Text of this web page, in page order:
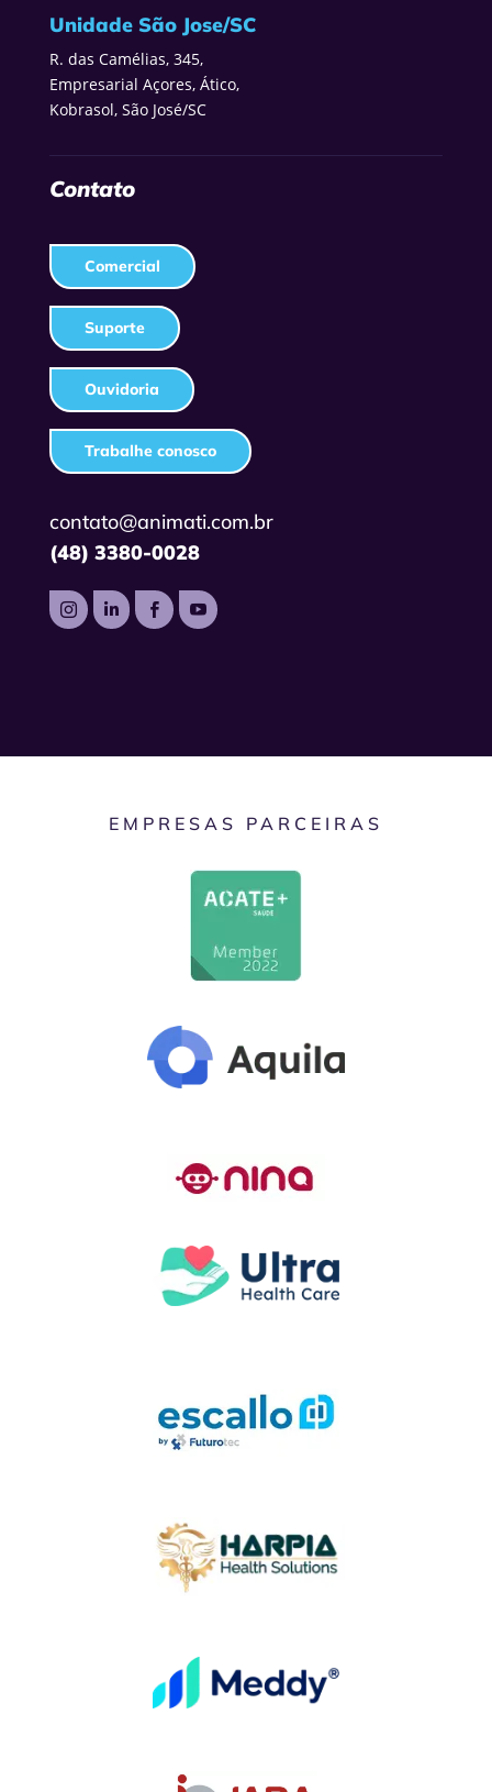
Unidade São Jose/SC
R. das Camélias, 345,
Empresarial Açores, Ático,
Kobrasol, São José/SC
Contato
Comercial
Suporte
Ouvidoria
Trabalhe conosco
contato@animati.com.br
(48) 3380-0028
   
EMPRESAS PARCEIRAS